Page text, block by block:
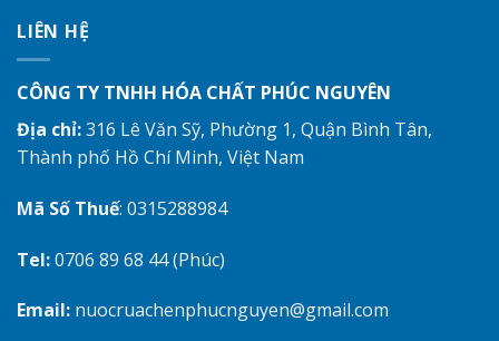
LIÊN HỆ
CÔNG TY TNHH HÓA CHẤT PHÚC NGUYÊN
Địa chỉ:316 Lê Văn Sỹ, Phường 1, Quận Bình Tân,
Thành phố Hồ Chí Minh, Việt Nam
Mã Số Thuế: 0315288984
Tel:0706 89 68 44 (Phúc)
Email: nuocruachenphucnguyen@gmail.com